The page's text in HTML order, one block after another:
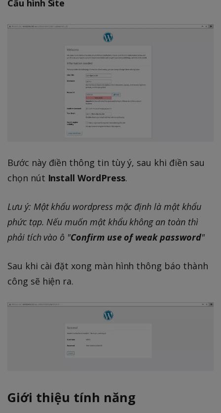
Cấu hình Site
Bước này điền thông tin tùy ý, sau khi điền sau
chọn nút Install WordPress.
Lưu ý: Mật khẩu wordpress mặc định là mật khẩu
phức tạp. Nếu muốn mật khẩu không an toàn thì
phải tích vào ô "Confirm use of weak password"
Sau khi cài đặt xong màn hình thông báo thành
công sẽ hiện ra.
Giới thiệu tính năng